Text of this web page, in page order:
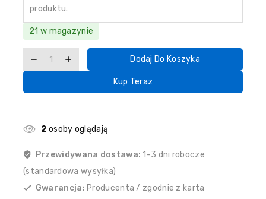
produktu.
21 w magazynie
Dodaj Do Koszyka
Kup Teraz
2 osoby oglądają
Przewidywana dostawa: 1-3 dni robocze
(standardowa wysyłka)
Gwarancja: Producenta / zgodnie z karta